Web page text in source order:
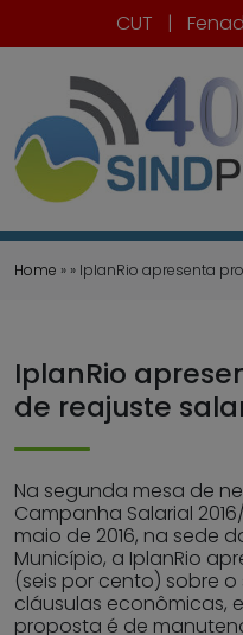
CUT |
Home » » IplanRio apresenta
IplanRio
de reajuste
Na segunda mesa de
Campanha Salarial
maio de 2016, na sede
Município, a IplanRio
(seis por cento) sobre
cláusulas econômicas,
proposta é de